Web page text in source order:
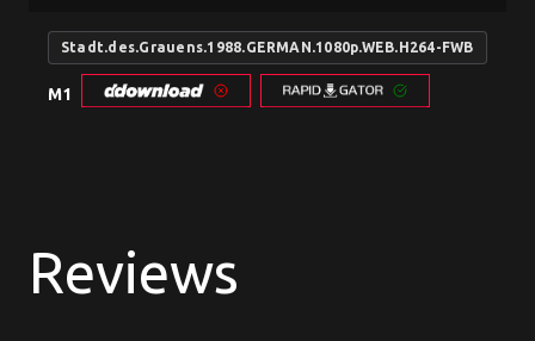
Stadt.des.Grauens.1988.GERMAN.1080p.WEB.H264-FWB
M1
Reviews